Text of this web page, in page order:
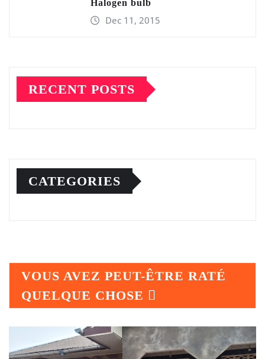
Halogen bulb
Dec 11, 2015
RECENT POSTS
CATEGORIES
VOUS AVEZ PEUT-ÊTRE RATÉ
QUELQUE CHOSE